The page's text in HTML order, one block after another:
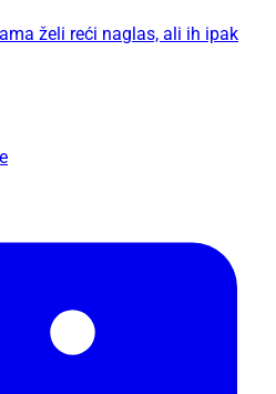
želi reći naglas, ali ih ipak